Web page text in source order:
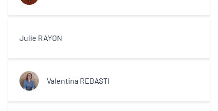
Julie RAYON
Valentina REBASTI